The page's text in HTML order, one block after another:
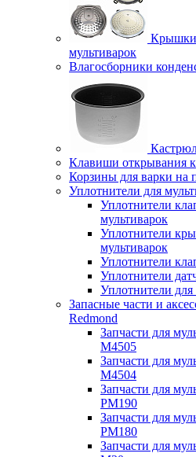
Крышки
мультиварок
Влагосборники
Клавиши открывания
Корзины для варки на
Уплотнители для
Уплотнители
мультиварок
Уплотнители
мультиварок
Уплотнители
Уплотнители
Уплотнители для
Запасные части и
Redmond
Запчасти для
M4505
Запчасти для
M4504
Запчасти для
PM190
Запчасти для
PM180
Запчасти для